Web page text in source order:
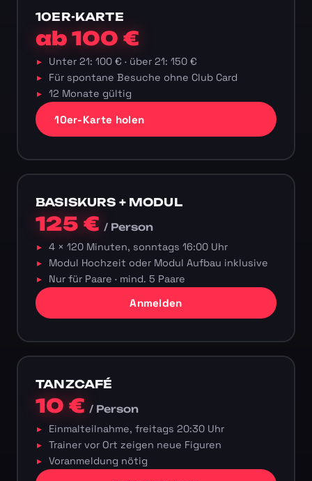
10ER-KARTE
ab 100 €
Unter 21: 100 € · über 21: 150 €
Für spontane Besuche ohne Club Card
12 Monate gültig
10er-Karte holen
BASISKURS + MODUL
125 €/ Person
4 × 120 Minuten, sonntags 16:00 Uhr
Modul Hochzeit oder Modul Aufbau inklusive
Nur für Paare · mind. 5 Paare
Anmelden
TANZCAFÉ
10 €/ Person
Einmalteilnahme, freitags 20:30 Uhr
Trainer vor Ort zeigen neue Figuren
Voranmeldung nötig